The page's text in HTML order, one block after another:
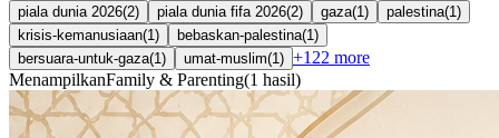
piala dunia 2026(2) piala dunia fifa 2026(2) gaza(1 ) palestina(1 )
krisis-kemanusiaan(1 ) bebaskan-palestina(1 )
bersuara-untuk-gaza(1 ) umat-muslim(1 ) +122 more
MenampilkanFamily & Parenting(1 hasil)